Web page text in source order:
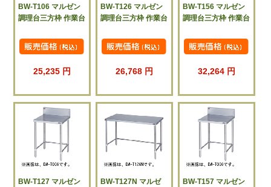
BW-T106 マルゼン
調理台三方枠 作業台
25,235 円
BW-T126 マルゼン
調理台三方枠 作業台
26,768 円
BW-T156 マルゼン
調理台三方枠 作業台
32,264 円
BW-T127 マルゼン
BW-T127N マルゼ
BW-T157 マルゼン